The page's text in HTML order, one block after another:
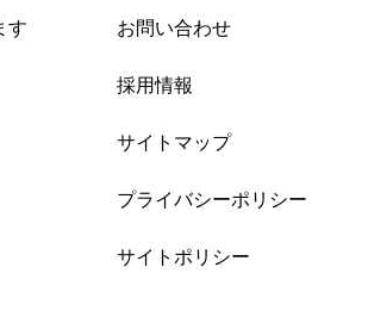
す お問い合わせ
採用情報
サイトマップ
プライバシーポリシー
サイトポリシー